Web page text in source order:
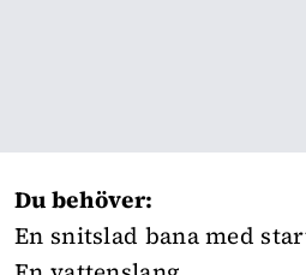
Du behöver:
En snitslad bana med